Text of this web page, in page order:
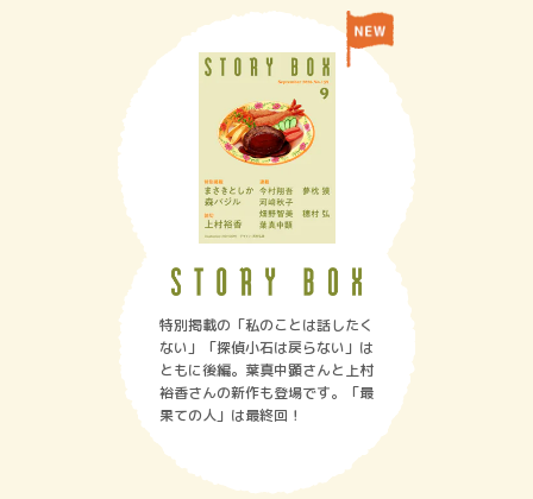
特別掲載の「私のことは話したく
ない」「探偵小石は戻らない」は
ともに後編。葉真中顕さんと上村
裕香さんの新作も登場です。「最
果ての人」は最終回！